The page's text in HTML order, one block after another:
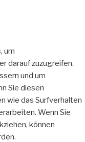
um
darauf zuzugreifen.
und um
Sie diesen
wie das Surfverhalten
Wenn Sie
können